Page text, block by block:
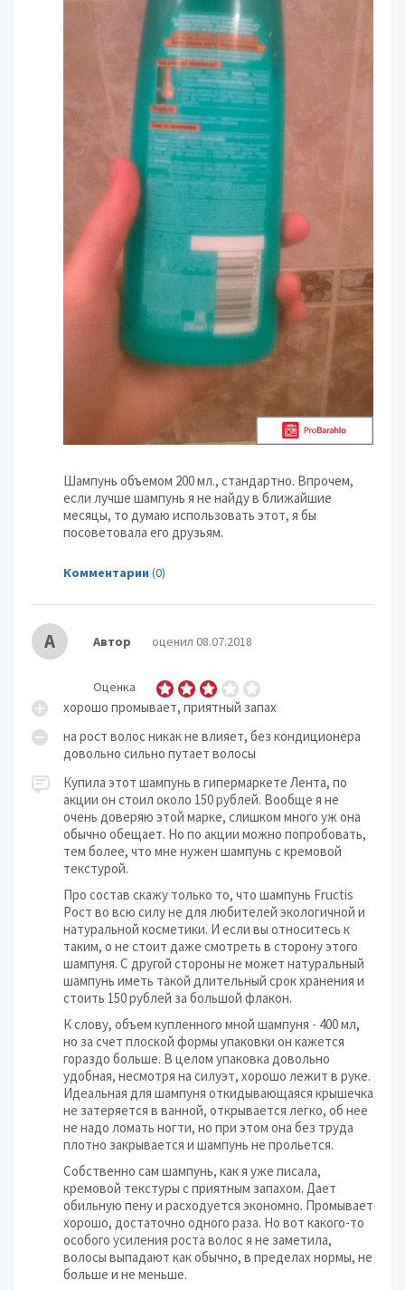
Шампунь объемом 200 мл., стандартно. Впрочем,
если лучше шампунь я не найду в ближайшие
месяцы, то думаю использовать этот, я бы
посоветовала его друзьям.
Комментарии (0)
А Автор оценил 08.07.2018
Оценка
хорошо промывает, приятный запах
на рост волос никак не влияет, без кондиционера
довольно сильно путает волосы
Купила этот шампунь в гипермаркете Лента, по
акции он стоил около 150 рублей. Вообще я не
очень доверяю этой марке, слишком много уж она
обычно обещает. Но по акции можно попробовать,
тем более, что мне нужен шампунь с кремовой
текстурой.
Про состав скажу только то, что шампунь Fructis
Рост во всю силу не для любителей экологичной и
натуральной косметики. И если вы относитесь к
таким, о не стоит даже смотреть в сторону этого
шампуня. С другой стороны не может натуральный
шампунь иметь такой длительный срок хранения и
стоить 150 рублей за большой флакон.
К слову, объем купленного мной шампуня - 400 мл,
но за счет плоской формы упаковки он кажется
гораздо больше. В целом упаковка довольно
удобная, несмотря на силуэт, хорошо лежит в руке.
Идеальная для шампуня откидывающаяся крышечка
не затеряется в ванной, открывается легко, об нее
не надо ломать ногти, но при этом она без труда
плотно закрывается и шампунь не прольется.
Собственно сам шампунь, как я уже писала,
кремовой текстуры с приятным запахом. Дает
обильную пену и расходуется экономно. Промывает
хорошо, достаточно одного раза. Но вот какого-то
особого усиления роста волос я не заметила,
волосы выпадают как обычно, в пределах нормы, не
больше и не меньше.